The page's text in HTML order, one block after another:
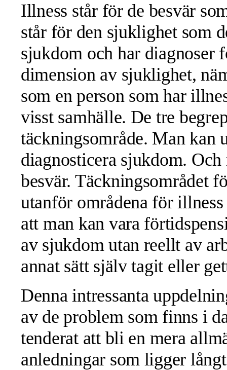
Illness står för de besvär
står för den sjuklighet som
sjukdom och har diagnoser
dimension av sjuklighet,
som en person som har
visst samhälle. De tre
täckningsområde. Man kan
diagnosticera sjukdom.
besvär. Täckningsområdet
utanför områdena för
att man kan vara
av sjukdom utan reellt av
annat sätt själv tagit eller
Denna intressanta
av de problem som finns i
tenderat att bli en mera
anledningar som ligger